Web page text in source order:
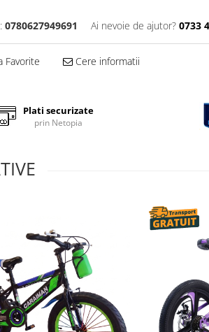
0780627949691 Ai nevoie de ajutor? 0733
Favorite Cere informatii
Plati securizate
prin Netopia